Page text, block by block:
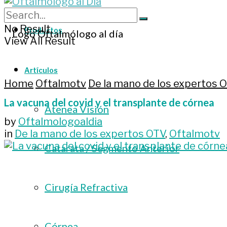
Productos
Artículos
Atenea Visión
Catarata / Segmento Anterior
Cirugía Refractiva
No Result
View All Result
Home Oftalmotv De la mano de los expertos
La vacuna del covid y el transplante de córnea
by Oftalmologoaldia
in De la mano de los expertos OTV, Oftalmotv